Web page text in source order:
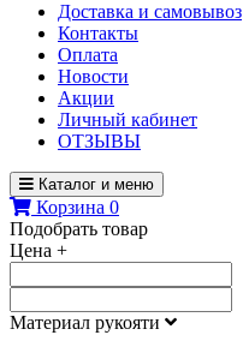
Доставка и самовывоз
Контакты
Оплата
Новости
Акции
Личный кабинет
ОТЗЫВЫ
Каталог и меню
Корзина 0
Подобрать товар
Цена +
Материал рукояти